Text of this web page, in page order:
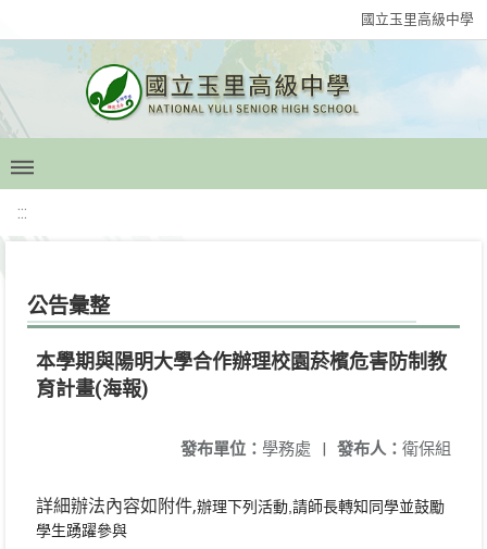
國立玉里高級中學
:::
公告彙整
本學期與陽明大學合作辦理校園菸檳危害防制教
育計畫(海報)
發布人： 衛保組
發布單位： 學務處 |
詳細辦法內容如附件,辦理下列活動 請師長轉知同學並鼓勵
學生踴躍參與